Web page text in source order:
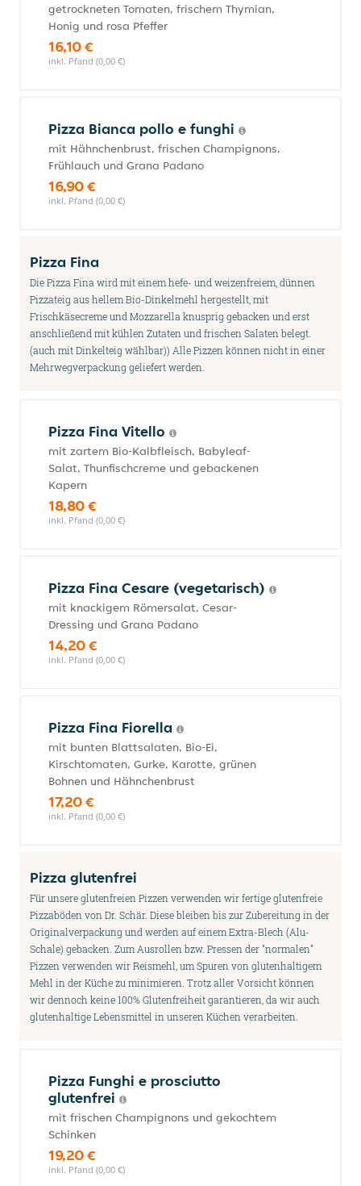
getrockneten Tomaten, frischem Thymian,
Honig und rosa Pfeffer
16,10 €
inkl. Pfand (0,00 €)
Pizza Bianca pollo e funghi
mit Hähnchenbrust, frischen Champignons,
Frühlauch und Grana Padano
16,90 €
inkl. Pfand (0,00 €)
Pizza Fina
Die Pizza Fina wird mit einem hefe- und weizenfreiem, dünnen
Pizzateig aus hellem Bio-Dinkelmehl hergestellt, mit
Frischkäsecreme und Mozzarella knusprig gebacken und erst
anschließend mit kühlen Zutaten und frischen Salaten belegt.
(auch mit Dinkelteig wählbar)) Alle Pizzen können nicht in einer
Mehrwegverpackung geliefert werden.
Pizza Fina Vitello
mit zartem Bio-Kalbfleisch, Babyleaf-
Salat, Thunfischcreme und gebackenen
Kapern
18,80 €
inkl. Pfand (0,00 €)
Pizza Fina Cesare (vegetarisch)
mit knackigem Römersalat, Cesar-
Dressing und Grana Padano
14,20 €
inkl. Pfand (0,00 €)
Pizza Fina Fiorella
mit bunten Blattsalaten, Bio-Ei,
Kirschtomaten, Gurke, Karotte, grünen
Bohnen und Hähnchenbrust
17,20 €
inkl. Pfand (0,00 €)
Pizza glutenfrei
Für unsere glutenfreien Pizzen verwenden wir fertige glutenfreie
Pizzaböden von Dr. Schär. Diese bleiben bis zur Zubereitung in der
Originalverpackung und werden auf einem Extra-Blech (Alu-
Schale) gebacken. Zum Ausrollen bzw. Pressen der "normalen"
Pizzen verwenden wir Reismehl, um Spuren von glutenhaltigem
Mehl in der Küche zu minimieren. Trotz aller Vorsicht können
wir dennoch keine 100% Glutenfreiheit garantieren, da wir auch
glutenhaltige Lebensmittel in unseren Küchen verarbeiten.
Pizza Funghi e prosciutto
glutenfrei
mit frischen Champignons und gekochtem
Schinken
19,20 €
inkl. Pfand (0,00 €)